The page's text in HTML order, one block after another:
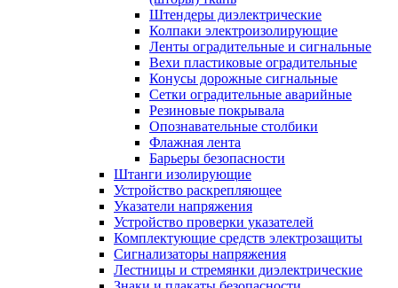
Штендеры диэлектрические
Колпаки электроизолирующие
Ленты оградительные и сигнальные
Вехи пластиковые оградительные
Конусы дорожные сигнальные
Сетки оградительные аварийные
Резиновые покрывала
Опознавательные столбики
Флажная лента
Барьеры безопасности
Штанги изолирующие
Устройство раскрепляющее
Указатели напряжения
Устройство проверки указателей
Комплектующие средств электрозащиты
Сигнализаторы напряжения
Лестницы и стремянки диэлектрические